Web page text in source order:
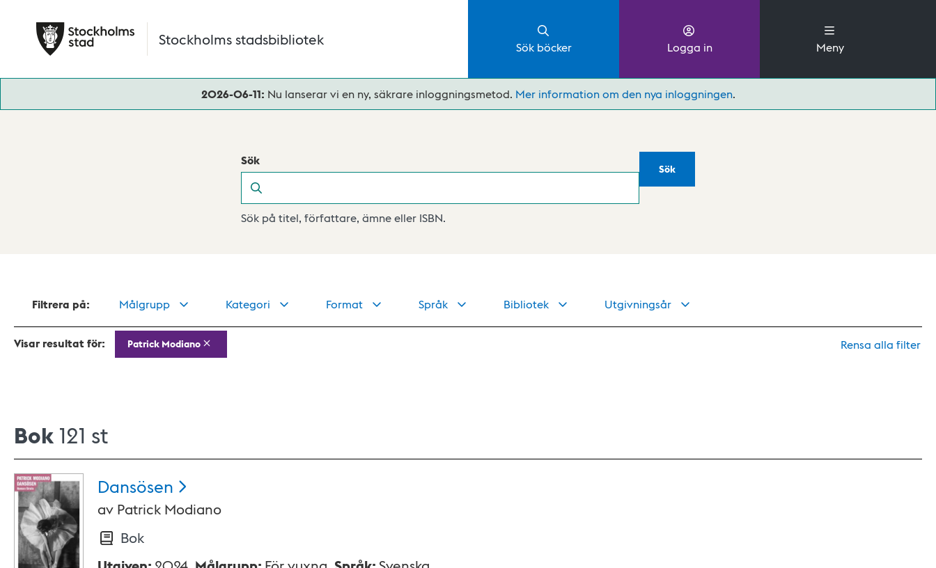
Stockholms stadsbibliotek Sök böcker Logga in Meny
2026-06-11: Nu lanserar vi en ny, säkrare inloggningsmetod. Mer information om den nya inloggningen.
Sök
Sök
Sök på titel, författare, ämne eller ISBN.
Filtrera på: Målgrupp Kategori Format Språk Bibliotek Utgivningsår
Visar resultat för: Patrick Modiano Rensa alla filter
Bok 121 st
Dansösen
av Patrick Modiano
Bok